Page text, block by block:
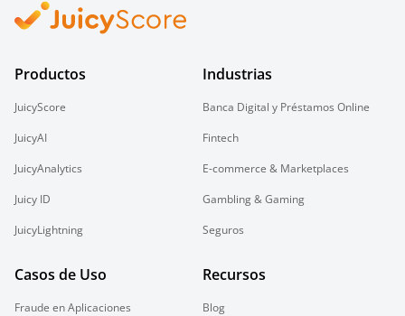
Productos
JuicyScore
JuicyAI
JuicyAnalytics
Juicy ID
JuicyLightning
Industrias
Banca Digital y Préstamos Online
Fintech
E-commerce & Marketplaces
Gambling & Gaming
Seguros
Casos de Uso
Fraude en Aplicaciones
Recursos
Blog